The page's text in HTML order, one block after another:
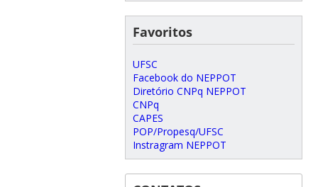
Favoritos
UFSC
Facebook do NEPPOT
Diretório CNPq NEPPOT
CNPq
CAPES
POP/Propesq/UFSC
Instragram NEPPOT